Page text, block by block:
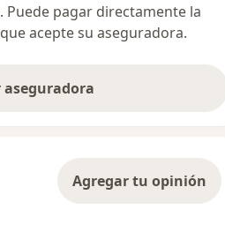
Puede pagar directamente la
acepte su aseguradora.
aseguradora
Agregar tu opinión